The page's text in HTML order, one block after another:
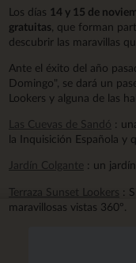
Los días 14 y 15 de
gratuitas , que forman
descubrir las maravillas
Ante el éxito del año
Domingo", se dará un
Lookers y alguna de las
Las Cuevas de Sandó :
la Inquisición Española y
Jardín Colgante : un
Terraza Sunset Lookers :
maravillosas vistas 360º.